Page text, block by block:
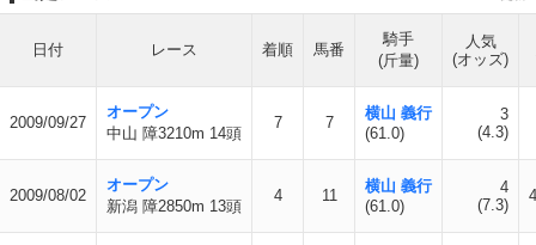
日付 レース 着順 馬番
騎手
(斤量)
人気
(オッズ)
2009/09/27
オープン
中山 障3210m 14頭
7 7
横山 義行
(61.0)
3
(4.3)
2009/08/02
オープン
新潟 障2850m 13頭
4 11
横山 義行
(61.0)
4
(7.3)